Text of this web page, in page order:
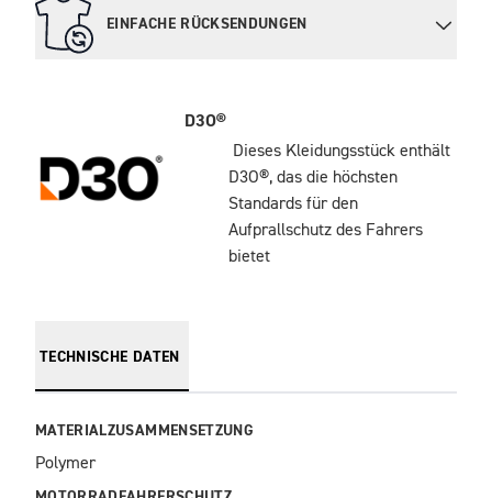
EINFACHE RÜCKSENDUNGEN
D3O®
Dieses Kleidungsstück enthält
D3O®, das die höchsten
Standards für den
Aufprallschutz des Fahrers
bietet
TECHNISCHE DATEN
MATERIALZUSAMMENSETZUNG
Polymer